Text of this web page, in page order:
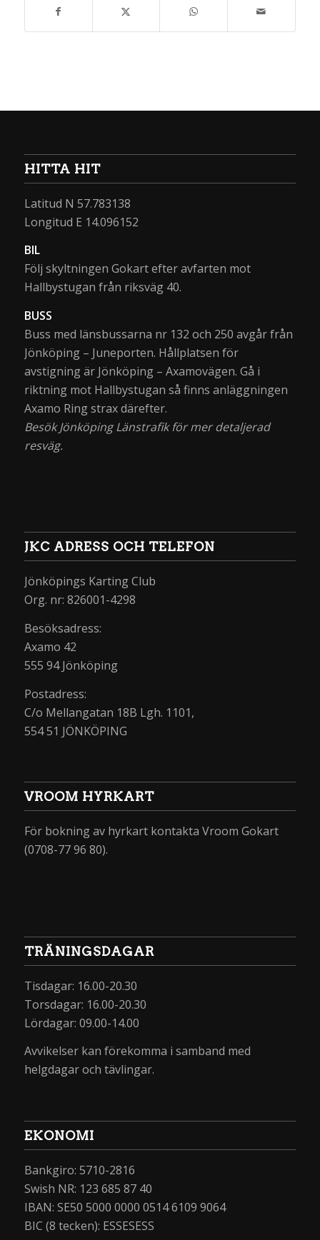
HITTA HIT
Latitud N 57.783138
Longitud E 14.096152
BIL
Följ skyltningen Gokart efter avfarten mot
Hallbystugan från riksväg 40.
BUSS
Buss med länsbussarna nr 132 och 250 avgår från
Jönköping – Juneporten. Hållplatsen för
avstigning är Jönköping – Axamovägen. Gå i
riktning mot Hallbystugan så finns anläggningen
Axamo Ring strax därefter.
Besök Jönköping Länstrafik för mer detaljerad
resväg.
JKC ADRESS OCH TELEFON
Jönköpings Karting Club
Org. nr: 826001-4298
Besöksadress:
Axamo 42
555 94 Jönköping
Postadress:
C/o Mellangatan 18B Lgh. 1101,
554 51 JÖNKÖPING
VROOM HYRKART
För bokning av hyrkart kontakta Vroom Gokart
(0708-77 96 80).
TRÄNINGSDAGAR
Tisdagar: 16.00-20.30
Torsdagar: 16.00-20.30
Lördagar: 09.00-14.00
Avvikelser kan förekomma i samband med
helgdagar och tävlingar.
EKONOMI
Bankgiro: 5710-2816
Swish NR: 123 685 87 40
IBAN: SE50 5000 0000 0514 6109 9064
BIC (8 tecken): ESSESESS